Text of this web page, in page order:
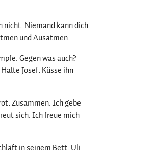
nicht. Niemand kann dich
und Ausatmen.
Gegen was auch?
Josef. Küsse ihn
Zusammen. Ich gebe
sich. Ich freue mich
in seinem Bett. Uli